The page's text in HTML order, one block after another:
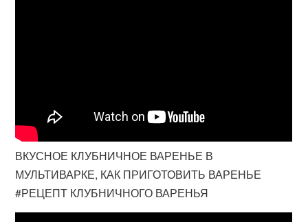
ВКУСНОЕ КЛУБНИЧНОЕ ВАРЕНЬЕ В
МУЛЬТИВАРКЕ, КАК ПРИГОТОВИТЬ ВАРЕНЬЕ
#РЕЦЕПТ КЛУБНИЧНОГО ВАРЕНЬЯ